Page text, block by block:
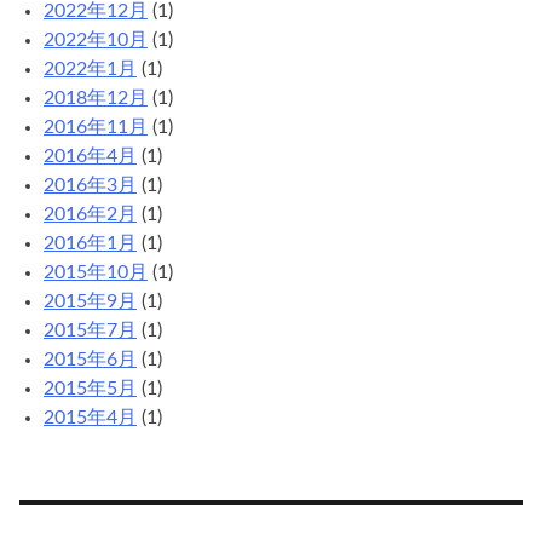
2022年12月 (1)
2022年10月 (1)
2022年1月 (1)
2018年12月 (1)
2016年11月 (1)
2016年4月 (1)
2016年3月 (1)
2016年2月 (1)
2016年1月 (1)
2015年10月 (1)
2015年9月 (1)
2015年7月 (1)
2015年6月 (1)
2015年5月 (1)
2015年4月 (1)